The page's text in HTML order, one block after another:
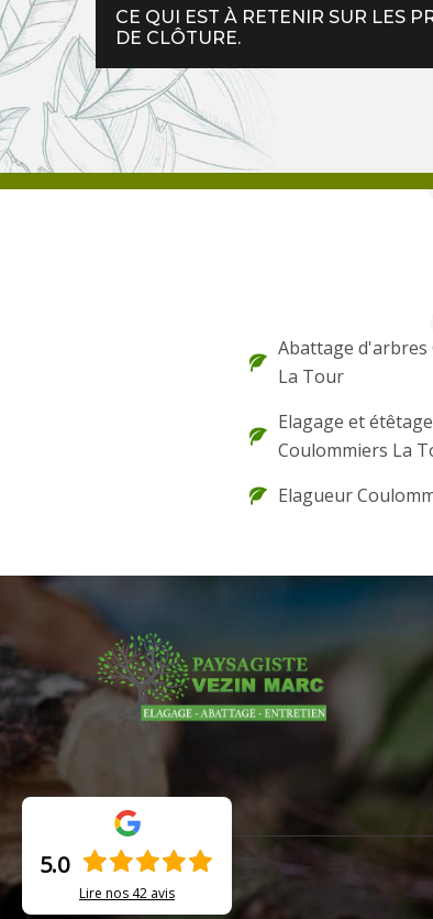
CE QUI EST À RETENIR SUR LES
DE CLÔTURE.
Abattage d'arbres
La Tour
Elagage et
Coulommiers La
Elagueur
5.0
Lire nos 42 avis